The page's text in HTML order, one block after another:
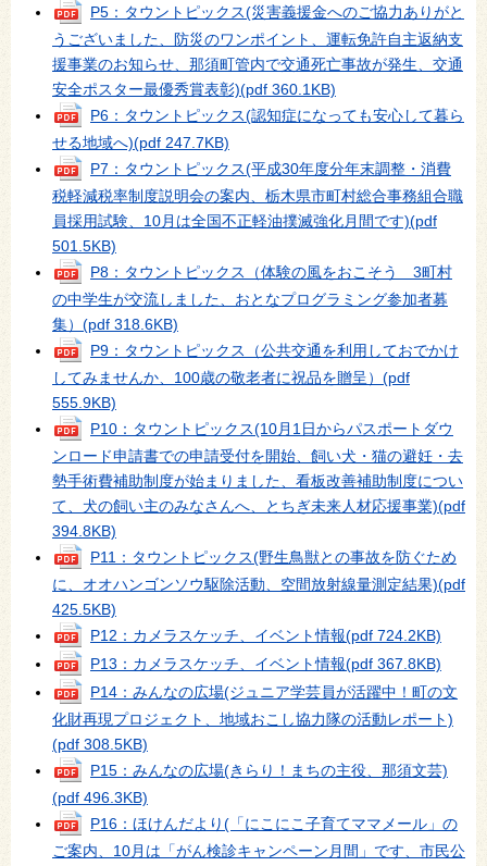
P5：タウントピックス(災害義援金へのご協力ありがと
うございました、防災のワンポイント、運転免許自主返納支
援事業のお知らせ、那須町管内で交通死亡事故が発生、交通
安全ポスター最優秀賞表彰)(pdf 360.1KB)
P6：タウントピックス(認知症になっても安心して暮ら
せる地域へ)(pdf 247.7KB)
P7：タウントピックス(平成30年度分年末調整・消費
税軽減税率制度説明会の案内、栃木県市町村総合事務組合職
員採用試験、10月は全国不正軽油撲滅強化月間です)(pdf
501.5KB)
P8：タウントピックス（体験の風をおこそう 3町村
の中学生が交流しました、おとなプログラミング参加者募
集） (pdf 318.6KB)
P9：タウントピックス（公共交通を利用しておでかけ
してみませんか、100歳の敬老者に祝品を贈呈） (pdf
555.9KB)
P10：タウントピックス(10月1日からパスポートダウ
ンロード申請書での申請受付を開始、飼い犬・猫の避妊・去
勢手術費補助制度が始まりました、看板改善補助制度につい
て、犬の飼い主のみなさんへ、とちぎ未来人材応援事業)(pdf
394.8KB)
P11：タウントピックス(野生鳥獣との事故を防ぐため
に、オオハンゴンソウ駆除活動、空間放射線量測定結果)(pdf
425.5KB)
P12：カメラスケッチ、イベント情報(pdf 724.2KB)
P13：カメラスケッチ、イベント情報(pdf 367.8KB)
P14：みんなの広場(ジュニア学芸員が活躍中！町の文
化財再現プロジェクト、地域おこし協力隊の活動レポート)
(pdf 308.5KB)
P15：みんなの広場(きらり！まちの主役、那須文芸)
(pdf 496.3KB)
P16：ほけんだより(「にこにこ子育てママメール」の
ご案内、10月は「がん検診キャンペーン月間」です、市民公